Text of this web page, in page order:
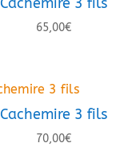
65,00€
Cachemire 3 fils
70,00€